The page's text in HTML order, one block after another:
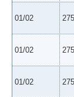
01/02
01/02
01/02